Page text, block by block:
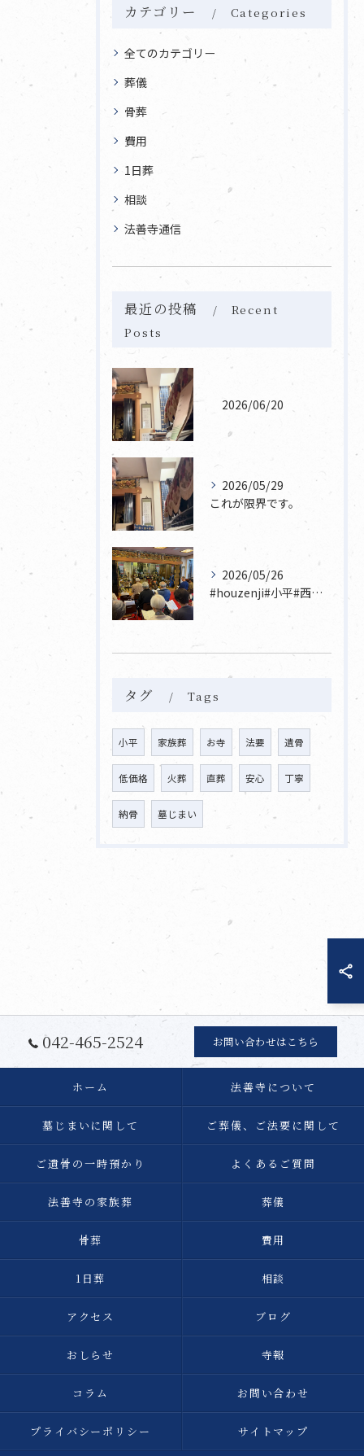
カテゴリー Categories
全てのカテゴリー
葬儀
骨葬
費用
1日葬
相談
法善寺通信
最近の投稿
Recent
Posts
2026/06/20
2026/05/29
これが限界です。
2026/05/26
#houzenji#小平#西東京市#東村山#立川市国分寺市寺...
タグ Tags
小平 家族葬 お寺 法要 遺骨
低価格 火葬 直葬 安心 丁寧
納骨 墓じまい
042-465-2524 お問い合わせはこちら
ホーム 法善寺について
墓じまいに関して ご葬儀、ご法要に関して
ご遺骨の一時預かり よくあるご質問
法善寺の家族葬 葬儀
骨葬 費用
1日葬 相談
アクセス ブログ
おしらせ 寺報
コラム お問い合わせ
プライバシーポリシー サイトマップ